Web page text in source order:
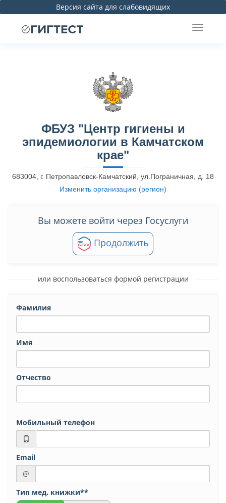
Версия сайта для слабовидящих
ФБУЗ "Центр гигиены и
эпидемиологии в Камчатском
крае"
683004, г. Петропавловск-Камчатский, ул.Пограничная, д. 18
Изменить организацию (регион)
Вы можете войти через Госуслуги
Продолжить
или воспользоваться формой регистрации
Фамилия
Имя
Отчество
Мобильный телефон
Email
@
Тип мед. книжки**